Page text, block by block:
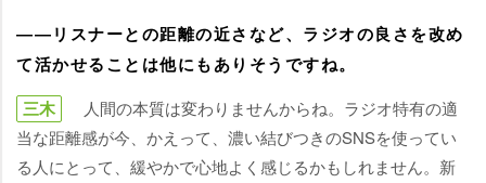
――リスナーとの距離の近さなど、ラジオの良さを改め
て活かせることは他にもありそうですね。
三木
人間の本質は変わりませんからね。ラジオ特有の適
当な距離感が今、かえって、濃い結びつきのSNSを使ってい
る人にとって、緩やかで心地よく感じるかもしれません。新